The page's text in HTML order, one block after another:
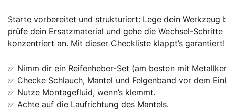
Starte vorbereitet und strukturiert: Lege dein Werkzeug
prüfe dein Ersatzmaterial und gehe die Wechsel-Schritte
konzentriert an. Mit dieser Checkliste klappt’s garantiert!
✅ Nimm dir ein Reifenheber-Set (am besten mit
✅ Checke Schlauch, Mantel und Felgenband vor dem
✅ Nutze Montagefluid, wenn’s klemmt.
✅ Achte auf die Laufrichtung des Mantels.